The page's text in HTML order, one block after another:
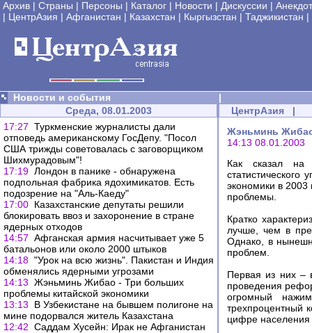
Архив | Страны | Персоны | Каталог | Новости | Дискуссии |
| ЦентрАзия | Афганистан | Казахстан | Кыргызстан | Таджикистан |
Новости и события
|
Среда, 08.01.2003
17:27 Туркменские журналисты дали
отповедь американскому ГосДепу. "Посол
США трижды советовалась с заговорщиком
Шихмурадовым"!
17:19 Лондон в панике - обнаружена
подпольная фабрика ядохимикатов. Есть
подозрение на "Аль-Каеду"
17:00 Казахстанские депутаты решили
блокировать ввоз и захоронение в стране
ядерных отходов
14:57 Афганская армия насчитывает уже 5
батальонов или около 2000 штыков
14:18 "Урок на всю жизнь". Пакистан и Индия
обменялись ядерными угрозами
14:13 Жэньминь Жибао - Три больших
проблемы китайской экономики
13:13
В Узбекистане на бывшем полигоне на
мине подорвался житель Казахстана
12:42 Саддам Хусейн: Ирак не Афганистан
ЦентрАзия |
Жэньминь
14:13 08.01.2003
Как сказал на
статистического
экономики в 2003
проблемы.
Кратко
лучше, чем в
Однако, в
проблем.
Первая из них –
проведения
огромный
трехпроцентный
цифре населения